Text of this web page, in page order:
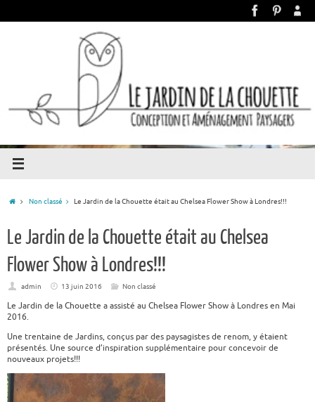
Non classé Le Jardin de la Chouette était au Chelsea Flower Show à Londres!!!
Le Jardin de la Chouette était au Chelsea
Flower Show à Londres!!!
admin 13 juin 2016 Non classé
Le Jardin de la Chouette a assisté au Chelsea Flower Show à Londres en Mai
2016.
Une trentaine de Jardins, conçus par des paysagistes de renom, y étaient
présentés. Une source d’inspiration supplémentaire pour concevoir de
nouveaux projets!!!